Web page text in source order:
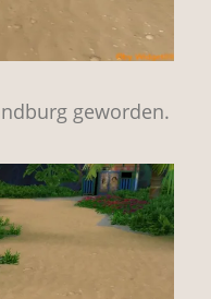
geworden.